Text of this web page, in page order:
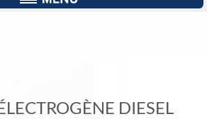
DIESEL